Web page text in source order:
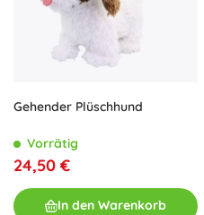
Gehender Plüschhund
Vorrätig
24,50 €
In den Warenkorb